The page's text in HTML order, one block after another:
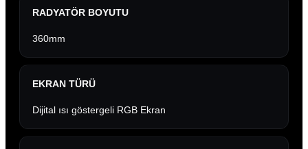
RADYATÖR BOYUTU
360mm
EKRAN TÜRÜ
Dijital ısı göstergeli RGB Ekran